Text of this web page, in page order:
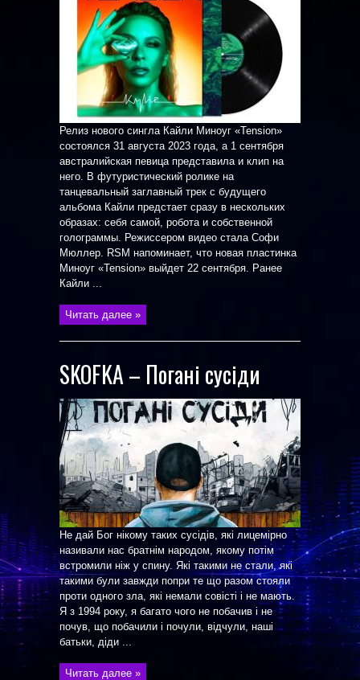
Релиз нового сингла Кайли Миноуг «Tension»
состоялся 31 августа 2023 года, а 1 сентября
австралийская певица представила и клип на
него. В футуристический ролике на
танцевальный заглавный трек с будущего
альбома Кайли предстает сразу в нескольких
образах: себя самой, робота и собственной
голограммы. Режиссером видео стала Софи
Мюллер. RSM напоминает, что новая пластинка
Миноуг «Tension» выйдет 22 сентября. Ранее
Кайли ...
Читать далее »
SKOFKA – Погані сусіди
Не дай Бог нікому таких сусідів, які лицемірно
називали нас братнім народом, якому потім
встромили ніж у спину. Які такими не стали, які
такими були завжди попри те що разом стояли
проти одного зла, які немали совісті і не мають.
Я з 1994 року, я багато чого не побачив і не
почув, що побачили і почули, відчули, наші
батьки, діди ...
Читать далее »